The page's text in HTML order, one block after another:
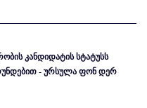
კანდიდატის სტატუსს
- ურსულა ფონ დერ